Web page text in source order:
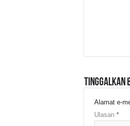
Tinggalkan
Alamat e-
Ulasan *